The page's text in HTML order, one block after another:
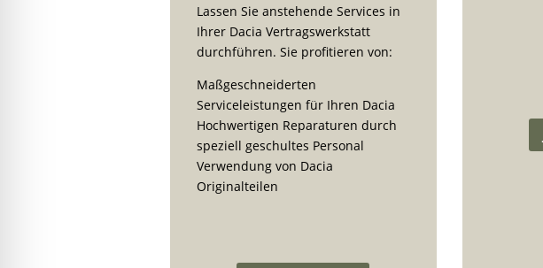
Lassen Sie anstehende Services in
Ihrer Dacia Vertragswerkstatt
durchführen. Sie profitieren von:
Maßgeschneiderten
Serviceleistungen für Ihren Dacia
Hochwertigen Reparaturen durch
speziell geschultes Personal
Verwendung von Dacia
Originalteilen